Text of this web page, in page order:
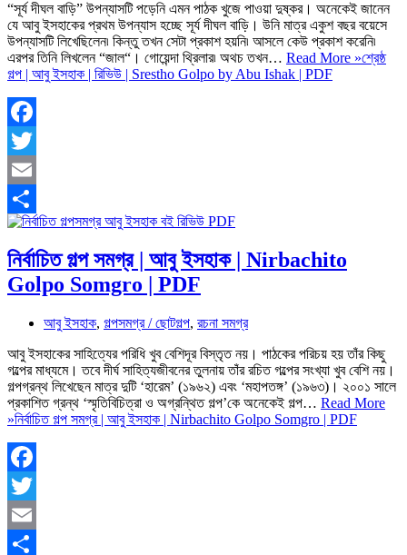
“সূর্য দীঘল বাড়ি” উপন্যাসটি পড়েনি এমন পাঠক খুজে পাওয়া দুষ্কর। অনেকেই জানেন
যে আবু ইসহাকের প্রথম উপন্যাস হচ্ছে সূর্য দীঘল বাড়ি। উনি মাত্র একুশ বছর বয়েসে
উপন্যাসটি লিখেছিলেন৷ কিন্তু তখন সেটা প্রকাশ হয়নি৷ আসলে কেউ প্রকাশ করেনি৷
এরপর তিনি লিখলেন “জাল“। গোয়েন্দা থ্রিলার৷ অথচ তখন… Read More »শ্রেষ্ঠ
গল্প | আবু ইসহাক | রিভিউ | Srestho Golpo by Abu Ishak | PDF
Facebook
Twitter
Email
Share
নির্বাচিত গল্প সমগ্র | আবু ইসহাক | Nirbachito
Golpo Somgro | PDF
আবু ইসহাক, গল্পসমগ্র / ছোটগল্প, রচনা সমগ্র
আবু ইসহাকের সাহিত্যের পরিধি খুব বেশিদূর বিস্তৃত নয়। পাঠকের পরিচয় হয় তাঁর কিছু
গল্পের মাধ্যমে। তবে দীর্ঘ সাহিত্যজীবনের তুলনায় তাঁর রচিত গল্পের সংখ্যা খুব বেশি নয়।
গল্পগ্রন্থ লিখেছেন মাত্র দুটি ‘হারেম’ (১৯৬২) এবং ‘মহাপতঙ্গ’ (১৯৬৩)। ২০০১ সালে
প্রকাশিত গ্রন্থ ‘স্মৃতিবিচিত্রা ও অগ্রন্থিত গল্প’কে অনেকেই গল্প… Read More
»নির্বাচিত গল্প সমগ্র | আবু ইসহাক | Nirbachito Golpo Somgro | PDF
Facebook
Twitter
Email